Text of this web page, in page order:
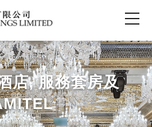
店, 服務套房及